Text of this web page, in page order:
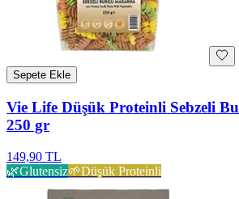
Sepete Ekle
Vie Life Düşük Proteinli Sebzeli
250 gr
149,90 TL
🌿Glutensiz🌱Düşük Proteinli